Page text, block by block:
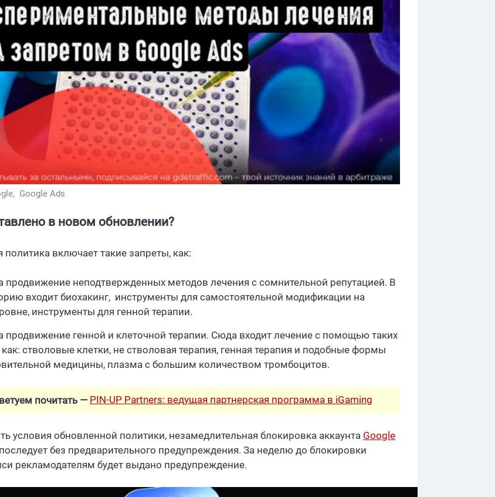
Google Ads
в новом обновлении?
политика включает такие запреты, как:
продвижение неподтвержденных методов лечения с сомнительной репутацией. В
входит биохакинг, инструменты для самостоятельной модификации на
инструменты для генной терапии.
продвижение генной и клеточной терапии. Сюда входит лечение с помощью таких
стволовые клетки, не стволовая терапия, генная терапия и подобные формы
медицины, плазма с большим количеством тромбоцитов.
почитать — PIN-UP Partners: ведущая партнерская программа в iGaming
условия обновленной политики, незамедлительная блокировка аккаунта Google
без предварительного предупреждения. За неделю до блокировки
рекламодателям будет выдано предупреждение.